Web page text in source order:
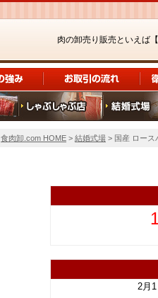
肉の卸売り販売といえば【
食肉卸.com HOME > 結婚式場 > 国産 ロー
2月